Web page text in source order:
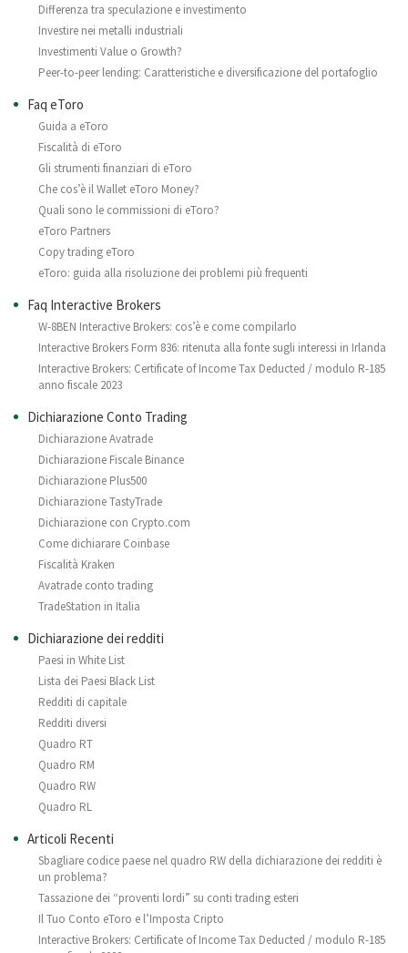
Differenza tra speculazione e investimento
Investire nei metalli industriali
Investimenti Value o Growth?
Peer-to-peer lending: Caratteristiche e diversificazione del portafoglio
Faq eToro
Guida a eToro
Fiscalità di eToro
Gli strumenti finanziari di eToro
Che cos’è il Wallet eToro Money?
Quali sono le commissioni di eToro?
eToro Partners
Copy trading eToro
eToro: guida alla risoluzione dei problemi più frequenti
Faq Interactive Brokers
W-8BEN Interactive Brokers: cos’è e come compilarlo
Interactive Brokers Form 836: ritenuta alla fonte sugli interessi in Irlanda
Interactive Brokers: Certificate of Income Tax Deducted / modulo R-185
anno fiscale 2023
Dichiarazione Conto Trading
Dichiarazione Avatrade
Dichiarazione Fiscale Binance
Dichiarazione Plus500
Dichiarazione TastyTrade
Dichiarazione con Crypto.com
Come dichiarare Coinbase
Fiscalità Kraken
Avatrade conto trading
TradeStation in Italia
Dichiarazione dei redditi
Paesi in White List
Lista dei Paesi Black List
Redditi di capitale
Redditi diversi
Quadro RT
Quadro RM
Quadro RW
Quadro RL
Articoli Recenti
Sbagliare codice paese nel quadro RW della dichiarazione dei redditi è
un problema?
Tassazione dei “proventi lordi” su conti trading esteri
Il Tuo Conto eToro e l’Imposta Cripto
Interactive Brokers: Certificate of Income Tax Deducted / modulo R-185